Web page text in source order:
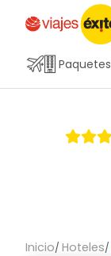
Paquetes
Inicio Hoteles